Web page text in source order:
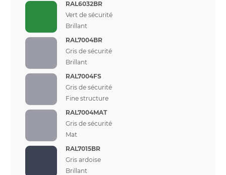
RAL6032BR
Vert de sécurité
Brillant
RAL7004BR
Gris de sécurité
Brillant
RAL7004FS
Gris de sécurité
Fine structure
RAL7004MAT
Gris de sécurité
Mat
RAL7015BR
Gris ardoise
Brillant